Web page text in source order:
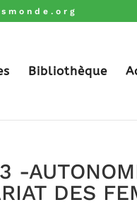
Bibliothèque
-
DES